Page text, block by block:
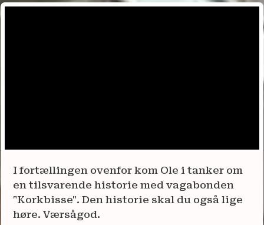
I fortællingen ovenfor kom Ole i tanker om
en tilsvarende historie med vagabonden
"Korkbisse". Den historie skal du også lige
høre. Værsågod.